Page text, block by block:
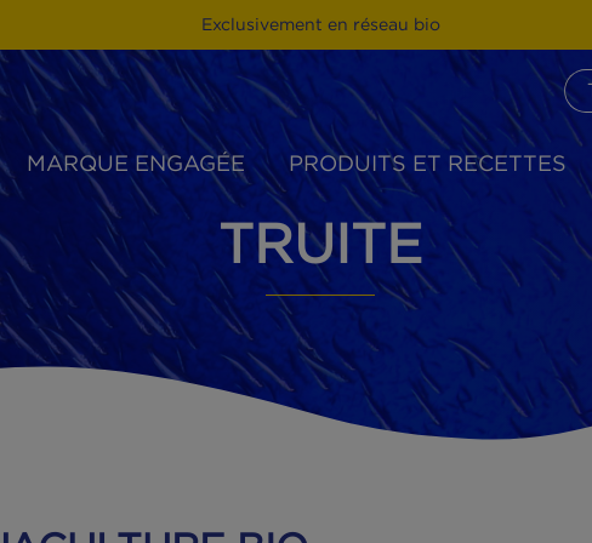
Exclusivement en réseau bio
MARQUE ENGAGÉE PRODUITS ET
TRUITE